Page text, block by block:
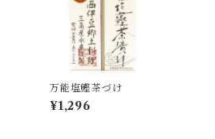
万能塩鰹茶づけ
¥1,296